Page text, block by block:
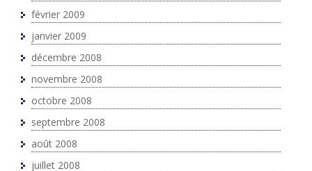
février 2009
janvier 2009
décembre 2008
novembre 2008
octobre 2008
septembre 2008
août 2008
juillet 2008